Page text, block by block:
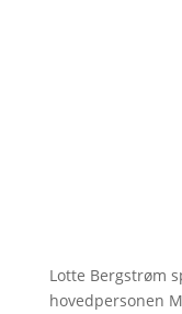
Lotte Bergstrøm
hovedpersonen